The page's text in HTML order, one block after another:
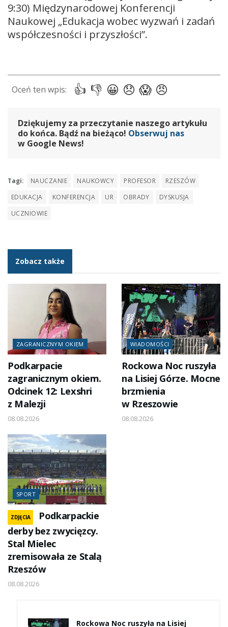
9:30) Międzynarodowej Konferencji
Naukowej „Edukacja wobec wyzwań i zadań
współczesności i przyszłości”.
Dziękujemy za przeczytanie naszego artykułu
do końca. Bądź na bieżąco! Obserwuj nas
w Google News!
Tagi: NAUCZANIE NAUKOWCY PROFESOR
RZESZÓW
EDUKACJA
KONFERENCJA UR OBRADY
DYSKUSJA
UCZNIOWIE
Zobacz także
ZAGRANICZNYM OKIEM
Podkarpacie
zagranicznym okiem.
Odcinek 12: Lexshri
z Malezji
08.08.2026
WIADOMOŚCI
Rockowa Noc ruszyła
na Lisiej Górze. Mocne
brzmienia
w Rzeszowie
08.08.2026
SPORT
ZDJĘCIA
Podkarpackie
derby bez zwycięzcy.
Stal Mielec
zremisowała ze Stalą
Rzeszów
08.08.2026
Rockowa Noc ruszyła na Lisiej